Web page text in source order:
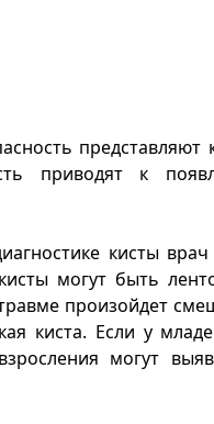
представляют
приводят к
кисты врач
могут быть
произойдет
киста. Если у
могут